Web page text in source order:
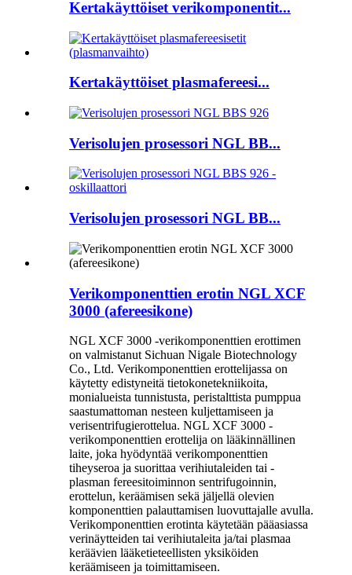
Kertakäyttöiset verikomponentit...
Kertakäyttöiset plasmafereesi...
Verisolujen prosessori NGL BB...
Verisolujen prosessori NGL BB...
Verikomponenttien erotin NGL XCF
3000 (afereesikone)
NGL XCF 3000 -verikomponenttien erottimen
on valmistanut Sichuan Nigale Biotechnology
Co., Ltd. Verikomponenttien erottelijassa on
käytetty edistyneitä tietokonetekniikoita,
monialueista tunnistusta, peristalttista pumppua
saastumattoman nesteen kuljettamiseen ja
verisentrifugierottelua. NGL XCF 3000 -
verikomponenttien erottelija on lääkinnällinen
laite, joka hyödyntää verikomponenttien
tiheyseroa ja suorittaa verihiutaleiden tai -
plasman fereesitoiminnon sentrifugoinnin,
erottelun, keräämisen sekä jäljellä olevien
komponenttien palauttamisen luovuttajalle avulla.
Verikomponenttien erotinta käytetään pääasiassa
verinäytteiden tai verihiutaleita ja/tai plasmaa
keräävien lääketieteellisten yksiköiden
keräämiseen ja toimittamiseen.